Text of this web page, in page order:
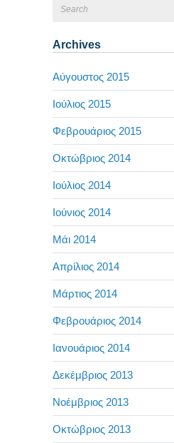
Archives
Αύγουστος 2015
Ιούλιος 2015
Φεβρουάριος 2015
Οκτώβριος 2014
Ιούλιος 2014
Ιούνιος 2014
Μάι 2014
Απρίλιος 2014
Μάρτιος 2014
Φεβρουάριος 2014
Ιανουάριος 2014
Δεκέμβριος 2013
Νοέμβριος 2013
Οκτώβριος 2013